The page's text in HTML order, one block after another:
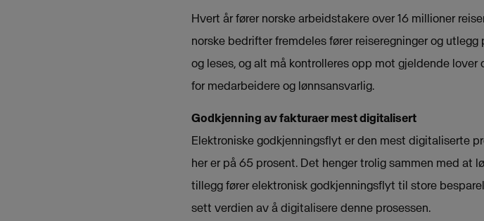
Hvert år fører norske arbeidstakere over 16 millioner
norske bedrifter fremdeles fører reiseregninger og
og leses, og alt må kontrolleres opp mot gjeldende
for medarbeidere og lønnsansvarlig.
Godkjenning av fakturaer mest digitalisert
Elektroniske godkjenningsflyt er den mest digitaliserte
her er på 65 prosent. Det henger trolig sammen med at
tillegg fører elektronisk godkjenningsflyt til store
sett verdien av å digitalisere denne prosessen.